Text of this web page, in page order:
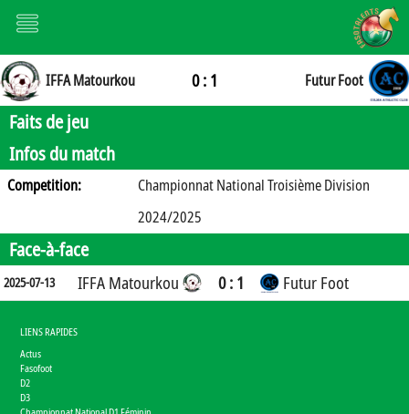
IFFA Matourkou 0 : 1 Futur Foot
Faits de jeu
Infos du match
Competition:
Championnat National Troisième Division
2024/2025
Face-à-face
2025-07-13 IFFA Matourkou 0 : 1 Futur Foot
LIENS RAPIDES
Actus
Fasofoot
D2
D3